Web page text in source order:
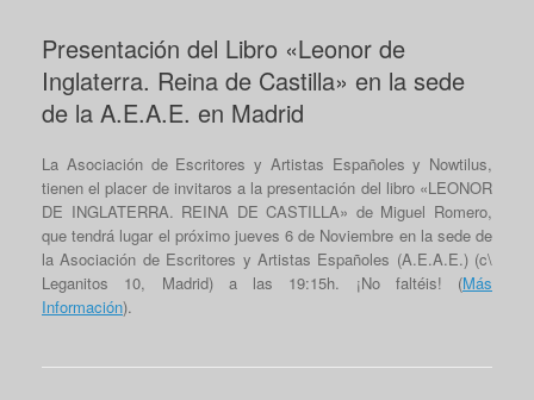
Presentación del Libro «Leonor de
Inglaterra. Reina de Castilla» en la sede
de la A.E.A.E. en Madrid
La Asociación de Escritores y Artistas Españoles y Nowtilus,
tienen el placer de invitaros a la presentación del libro «LEONOR
DE INGLATERRA. REINA DE CASTILLA» de Miguel Romero,
que tendrá lugar el próximo jueves 6 de Noviembre en la sede de
la Asociación de Escritores y Artistas Españoles (A.E.A.E.) (c\
Leganitos 10, Madrid) a las 19:15h. ¡No faltéis! (Más
Información).